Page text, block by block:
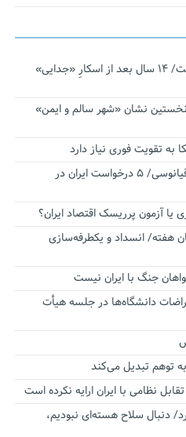
نجات‌دهنده‌ همچنان در آیینه است/ ۱۴ سال بعد از اسکارِ «جدایی»
نشان «شهر سالم و ایمن»
تقویت فوری نیاز دارد
اقتدار ناوگروه ۱۰۳ در مأموریت‌ اقیانوسی/ ۵ درخواست ایران در
یا آزمون پرریسک اقتصاد ایران؟
هفته/ انسداد و یکطرفه‌سازی
جنگ با ایران نیست
دانشگاه‌ها در جلسه هیأت
به توهم تبدیل می‌کند
نظامی با ایران ارایه نکرده است
دنبال سلاح هسته‌ای نبودیم،